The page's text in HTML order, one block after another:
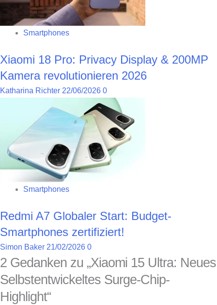
Smartphones
Xiaomi 18 Pro: Privacy Display & 200MP
Kamera revolutionieren 2026
Katharina Richter 22/06/2026 0
Smartphones
Redmi A7 Globaler Start: Budget-
Smartphones zertifiziert!
Simon Baker 21/02/2026 0
2 Gedanken zu „Xiaomi 15 Ultra: Neues
Selbstentwickeltes Surge-Chip-
Highlight“